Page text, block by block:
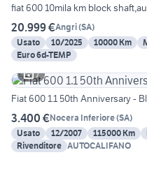
fiat 600 10mila km block
20.999 €Angri(SA)
Usato
10/2025 10000 Km
Euro 6d-TEMP
7
Fiat 600 1.1 50th Anniversary -
3.400 €Nocera Inferiore(SA)
Usato
12/2007 115000 Km
Rivenditore AUTOCALIFANO